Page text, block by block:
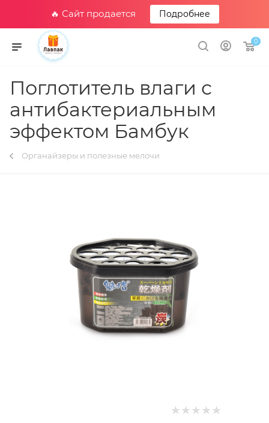
🔥 Сайт продается Подробнее
0
Поглотитель влаги с
антибактериальным
эффектом Бамбук
Органайзеры и полезные мелочи